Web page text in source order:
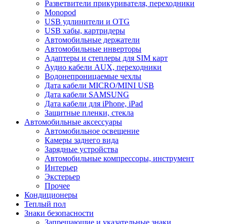
Разветвители прикуривателя, переходники
Monopod
USB удлинители и OTG
USB хабы, картридеры
Автомобильные держатели
Автомобильные инверторы
Адаптеры и степлеры для SIM карт
Аудио кабели AUX, переходники
Водонепроницаемые чехлы
Дата кабели MICRO/MINI USB
Дата кабели SAMSUNG
Дата кабели для iPhone, iPad
Защитные пленки, стекла
Автомобильные аксессуары
Автомобильное освещение
Камеры заднего вида
Зарядные устройства
Автомобильные компрессоры, инструмент
Интерьер
Экстерьер
Прочее
Кондиционеры
Теплый пол
Знаки безопасности
Запрещающие и указательные знаки